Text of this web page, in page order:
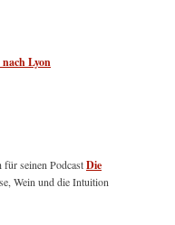
nach Lyon
seinen PodcastDie
Wein und die Intuition